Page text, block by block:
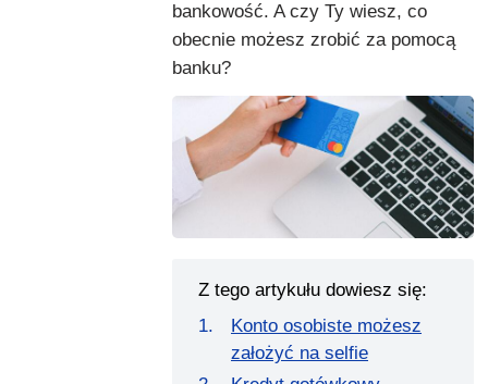
bankowość. A czy Ty wiesz, co
obecnie możesz zrobić za pomocą
banku?
Z tego artykułu dowiesz się:
Konto osobiste możesz
założyć na selfie